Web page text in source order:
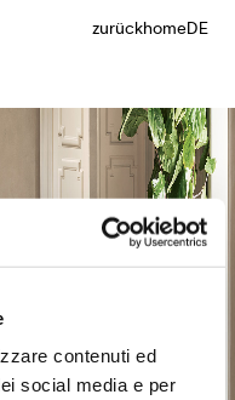
contenuti ed
social media e per
zurückhomeDE